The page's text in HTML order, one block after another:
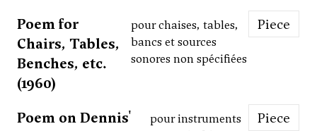
Poem for
Chairs, Tables,
Benches, etc.
(1960)
pour chaises, tables,
bancs et sources
sonores non spécifiées
Piece
Poem on Dennis'
pour instruments
Piece